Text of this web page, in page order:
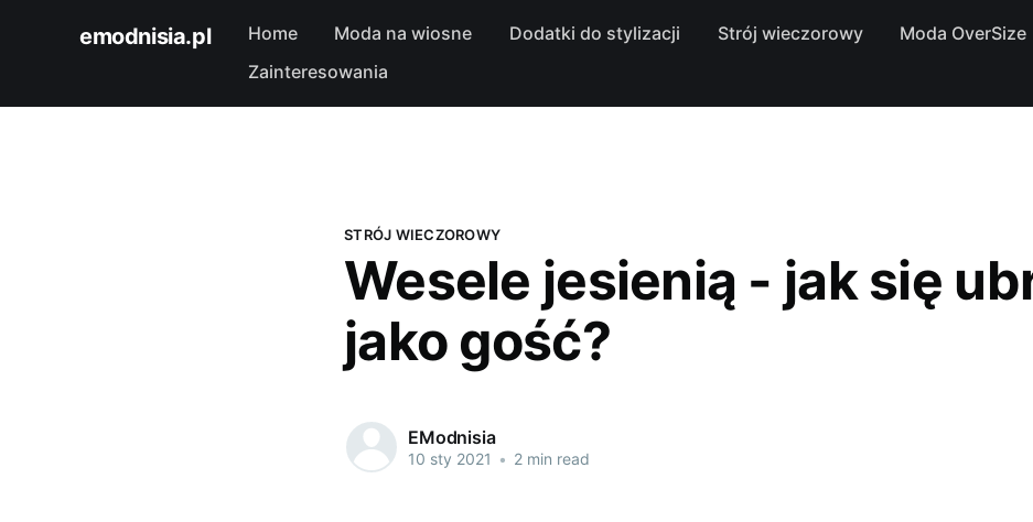
emodnisia.pl Home Moda na wiosne Dodatki do stylizacji Strój wieczorowy
Moda OverSize
Zainteresowania
STRÓJ WIECZOROWY
Wesele jesienią - jak się
jako gość?
EModnisia
10 sty 2021 • 2 min read